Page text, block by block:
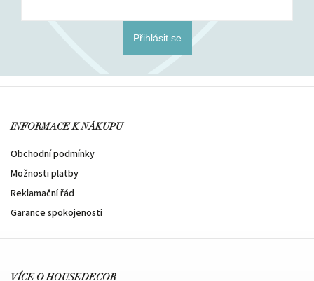
Přihlásit se
INFORMACE K NÁKUPU
Obchodní podmínky
Možnosti platby
Reklamační řád
Garance spokojenosti
VÍCE O HOUSEDECOR